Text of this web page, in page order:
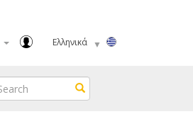
Select
language
Search